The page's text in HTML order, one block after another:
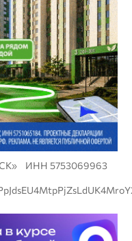
ИНН 5753069963